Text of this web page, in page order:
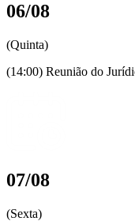
06/08
(Quinta)
(14:00) Reunião do
07/08
(Sexta)